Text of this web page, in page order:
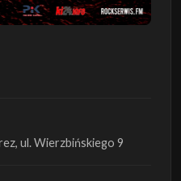
ul. Wierzbińskiego 9